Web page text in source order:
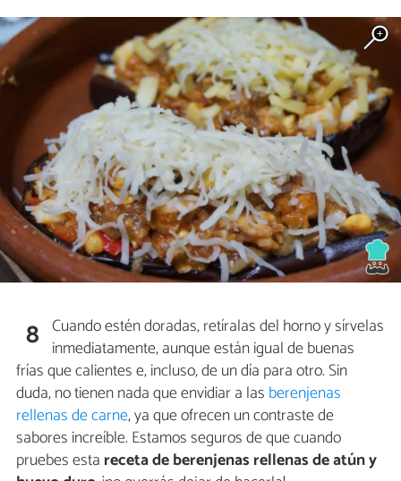
8 Cuando estén doradas, retíralas del horno y sírvelas
inmediatamente, aunque están igual de buenas
frías que calientes e, incluso, de un día para otro. Sin
duda, no tienen nada que envidiar a las berenjenas
rellenas de carne, ya que ofrecen un contraste de
sabores increíble. Estamos seguros de que cuando
pruebes esta receta de berenjenas rellenas de atún y